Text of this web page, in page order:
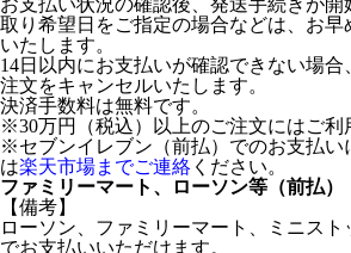
お支払い状況の確認後、発送手続きが
取り希望日をご指定の場合などは、お早
いたします。
14日以内にお支払いが確認できない場
注文をキャンセルいたします。
決済手数料は無料です。
※30万円（税込）以上のご注文にはご利
※セブンイレブン（前払）でのお支払い
は楽天市場までご連絡 ください。
ファミリーマート、ローソン等（前払）
【備考】
ローソン、ファミリーマート、ミニスト
でお支払いいただけます。